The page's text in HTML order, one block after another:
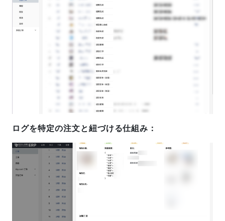
ログを特定の注文と紐づける仕組み：